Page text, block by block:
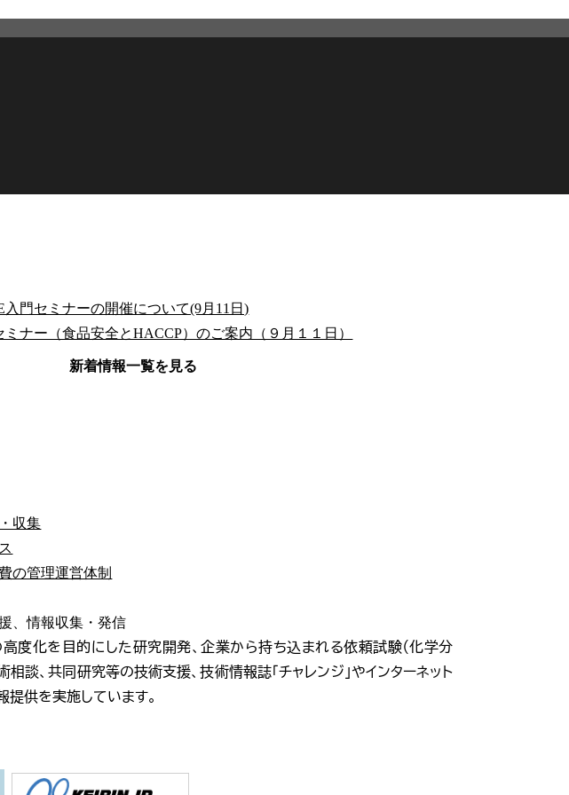
入門セミナーの開催について(9月11日)
ナー（食品安全とHACCP）のご案内（９月１１日）
新着情報一覧を見る
収集
の管理運営体制
、情報収集・発信
度化を目的にした研究開発、企業から持ち込まれる依頼試験（化学分
相談、共同研究等の技術支援、技術情報誌「チャレンジ」やインターネット
供を実施しています。